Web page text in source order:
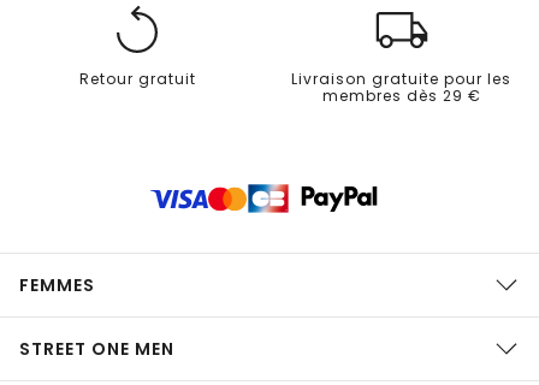
Retour gratuit
Livraison gratuite pour les
membres dès 29 €
FEMMES
STREET ONE MEN